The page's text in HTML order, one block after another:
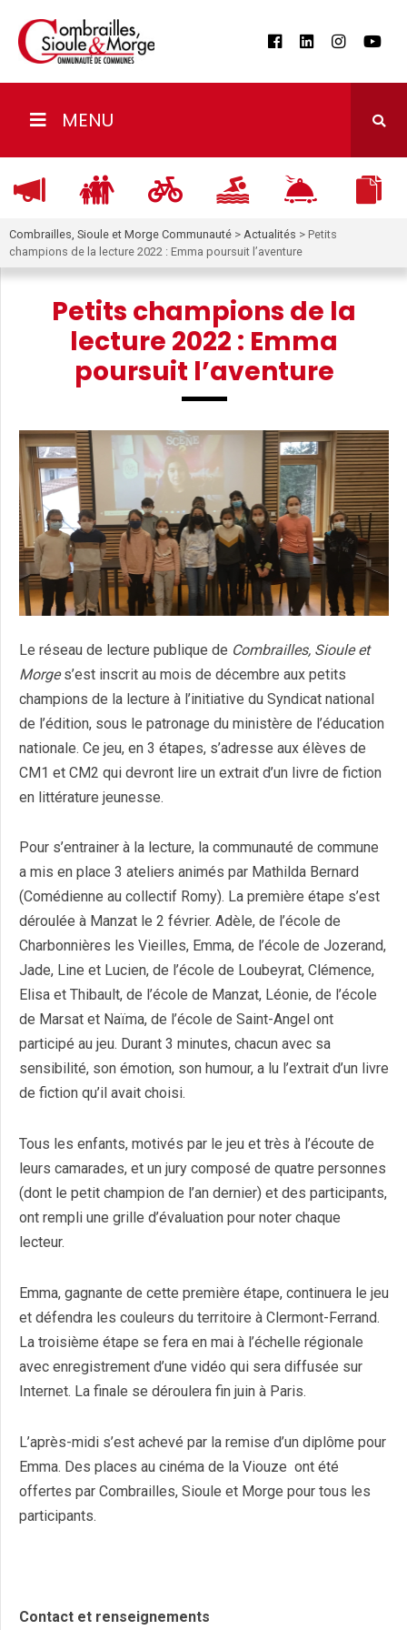
MENU
Combrailles, Sioule et Morge Communauté > Actualités > Petits
champions de la lecture 2022 : Emma poursuit l’aventure
Petits champions de la
lecture 2022 : Emma
poursuit l’aventure
Le réseau de lecture publique de Combrailles, Sioule et
Morges’est inscrit au mois de décembre aux petits
champions de la lecture à l’initiative du Syndicat national
de l’édition, sous le patronage du ministère de l’éducation
nationale. Ce jeu, en 3 étapes, s’adresse aux élèves de
CM1 et CM2 qui devront lire un extrait d’un livre de fiction
en littérature jeunesse.
Pour s’entrainer à la lecture, la communauté de commune
a mis en place 3 ateliers animés par Mathilda Bernard
(Comédienne au collectif Romy). La première étape s’est
déroulée à Manzat le 2 février. Adèle, de l’école de
Charbonnières les Vieilles, Emma, de l’école de Jozerand,
Jade, Line et Lucien, de l’école de Loubeyrat, Clémence,
Elisa et Thibault, de l’école de Manzat, Léonie, de l’école
de Marsat et Naïma, de l’école de Saint-Angel ont
participé au jeu. Durant 3 minutes, chacun avec sa
sensibilité, son émotion, son humour, a lu l’extrait d’un livre
de fiction qu’il avait choisi.
Tous les enfants, motivés par le jeu et très à l’écoute de
leurs camarades, et un jury composé de quatre personnes
(dont le petit champion de l’an dernier) et des participants,
ont rempli une grille d’évaluation pour noter chaque
lecteur.
Emma, gagnante de cette première étape, continuera le jeu
et défendra les couleurs du territoire à Clermont-Ferrand.
La troisième étape se fera en mai à l’échelle régionale
avec enregistrement d’une vidéo qui sera diffusée sur
Internet. La finale se déroulera fin juin à Paris.
L’après-midi s’est achevé par la remise d’un diplôme pour
Emma. Des places au cinéma de la Viouze ont été
offertes par Combrailles, Sioule et Morge pour tous les
participants.
Contact et renseignements